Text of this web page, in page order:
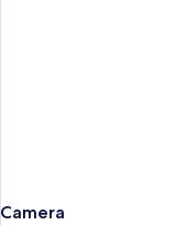
Camera